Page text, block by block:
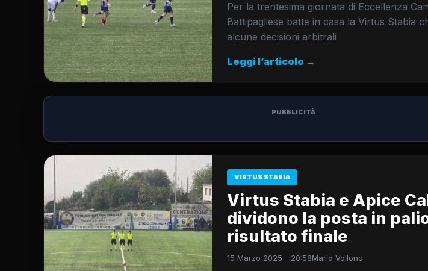
Per la trentesima giornata di Eccellenza
Battipagliese batte in casa la Virtus Stabia
alcune decisioni arbitrali
Leggi l’articolo →
PUBBLICITÀ
VIRTUS STABIA
Virtus Stabia e Apice
dividono la posta in
risultato finale
15 Marzo 2025 - 20:58Mario Vollono